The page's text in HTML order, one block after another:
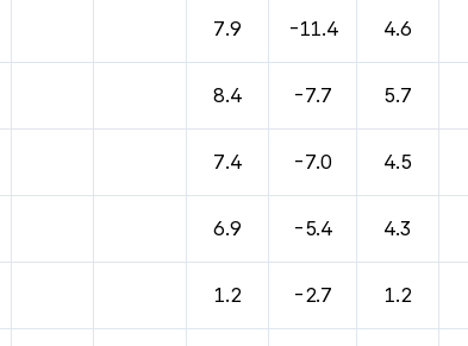
7.9 -11.4 4.6
8.4 -7.7 5.7
7.4 -7.0 4.5
6.9 -5.4 4.3
1.2 -2.7 1.2